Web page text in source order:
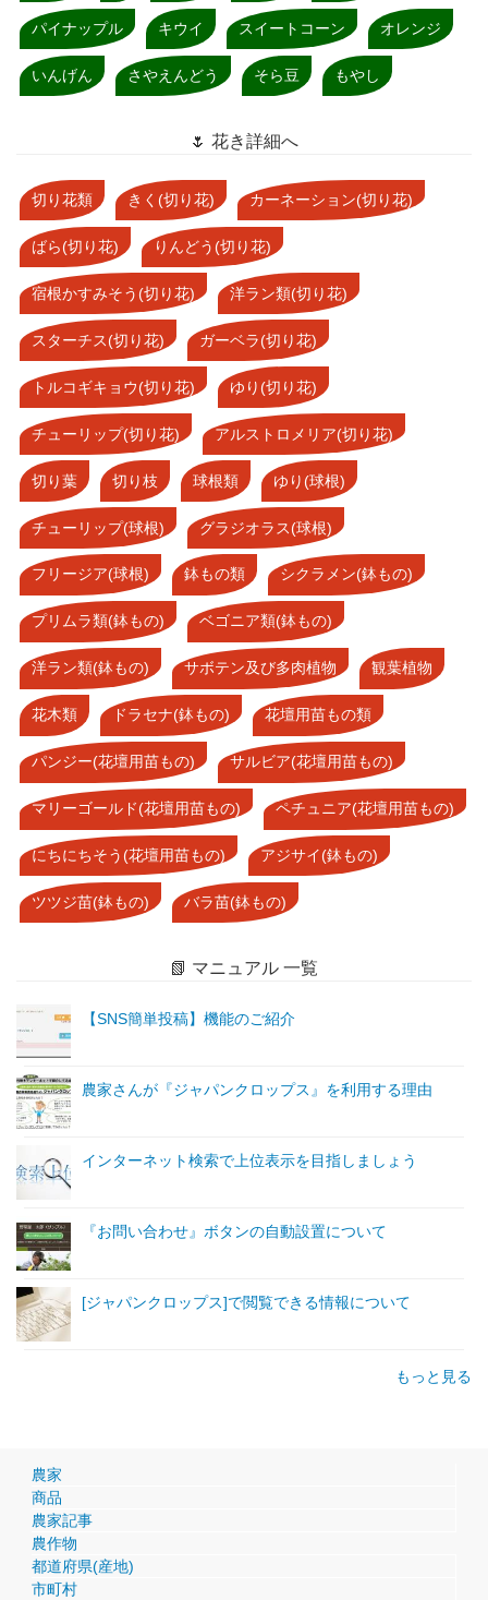
パイナップル キウイ スイートコーン オレンジ
いんげん さやえんどう そら豆 もやし
🌷 花き詳細へ
切り花類 きく(切り花) カーネーション(切り花)
ばら(切り花) りんどう(切り花)
宿根かすみそう(切り花) 洋ラン類(切り花)
スターチス(切り花) ガーベラ(切り花)
トルコギキョウ(切り花) ゆり(切り花)
チューリップ(切り花) アルストロメリア(切り花)
切り葉 切り枝 球根類 ゆり(球根)
チューリップ(球根) グラジオラス(球根)
フリージア(球根) 鉢もの類 シクラメン(鉢もの)
プリムラ類(鉢もの) ベゴニア類(鉢もの)
洋ラン類(鉢もの) サボテン及び多肉植物 観葉植物
花木類 ドラセナ(鉢もの) 花壇用苗もの類
パンジー(花壇用苗もの) サルビア(花壇用苗もの)
マリーゴールド(花壇用苗もの) ペチュニア(花壇用苗もの)
にちにちそう(花壇用苗もの) アジサイ(鉢もの)
ツツジ苗(鉢もの) バラ苗(鉢もの)
📗 マニュアル 一覧
【SNS簡単投稿】機能のご紹介
農家さんが『ジャパンクロップス』を利用する理由
インターネット検索で上位表示を目指しましょう
『お問い合わせ』ボタンの自動設置について
[ジャパンクロップス]で閲覧できる情報について
もっと見る
農家
商品
農家記事
農作物
都道府県(産地)
市町村